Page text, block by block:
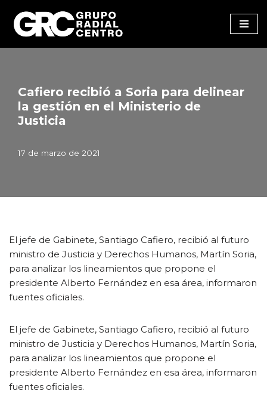
Saltar
al
Cafiero recibió a Soria para delinear
la gestión en el Ministerio de
Justicia
17 de marzo de 2021
El jefe de Gabinete, Santiago Cafiero, recibió al futuro
ministro de Justicia y Derechos Humanos, Martín Soria,
para analizar los lineamientos que propone el
presidente Alberto Fernández en esa área, informaron
fuentes oficiales.
El jefe de Gabinete, Santiago Cafiero, recibió al futuro
ministro de Justicia y Derechos Humanos, Martín Soria,
para analizar los lineamientos que propone el
presidente Alberto Fernández en esa área, informaron
fuentes oficiales.